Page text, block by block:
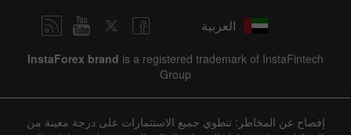
العربية
InstaForex brand is a registered trademark of InstaFintech
Group
إفصاح عن المخاطر: تنطوي جميع الاستثمارات على درجة معينة من